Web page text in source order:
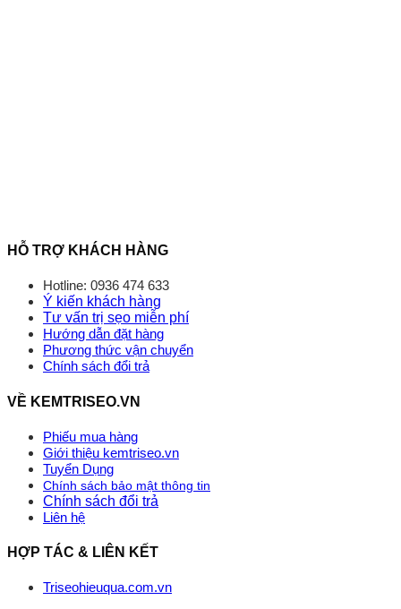
HỖ TRỢ KHÁCH HÀNG
Hotline: 0936 474 633
Ý kiến khách hàng
Tư vấn trị sẹo miễn phí
Hướng dẫn đặt hàng
Phương thức vận chuyển
Chính sách đổi trả
VỀ KEMTRISEO.VN
Phiếu mua hàng
Giới thiệu kemtriseo.vn
Tuyển Dụng
Chính sách bảo mật thông tin
Chính sách đổi trả
Liên hệ
HỢP TÁC & LIÊN KẾT
Triseohieuqua.com.vn